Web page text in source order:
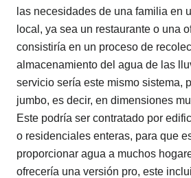
las necesidades de una familia en
local, ya sea un restaurante o una
consistiría en un proceso de
almacenamiento del agua de las
servicio sería este mismo sistema,
jumbo, es decir, en dimensiones
Este podría ser contratado por
o residenciales enteras, para que
proporcionar agua a muchos
ofrecería una versión pro, este